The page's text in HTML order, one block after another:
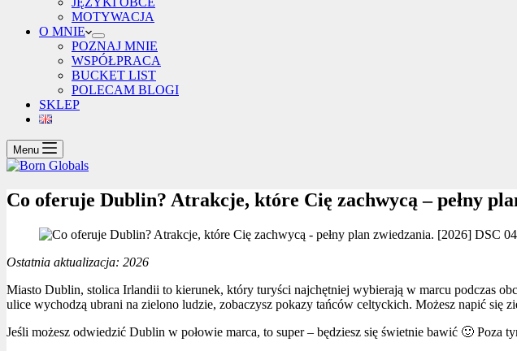
MOTYWACJA
O MNIE
POZNAJ MNIE
WSPÓŁPRACA
BUCKET LIST
POLECAM BLOGI
SKLEP
Menu
Co oferuje Dublin? Atrakcje, które Cię zachwycą – pełny
Ostatnia aktualizacja: 2026
Miasto Dublin, stolica Irlandii to kierunek, który turyści najchętniej wybierają w marcu podczas
ulice wychodzą ubrani na zielono ludzie, zobaczysz pokazy tańców celtyckich. Możesz napić się
Jeśli możesz odwiedzić Dublin w połowie marca, to super – będziesz się świetnie bawić 🙂 Poza